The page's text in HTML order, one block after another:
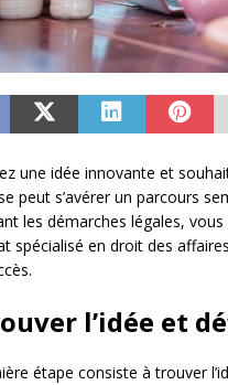
une idée innovante et
peut s’avérer un parcours
les démarches légales,
spécialisé en droit des
l’idée et
étape consiste à trouver